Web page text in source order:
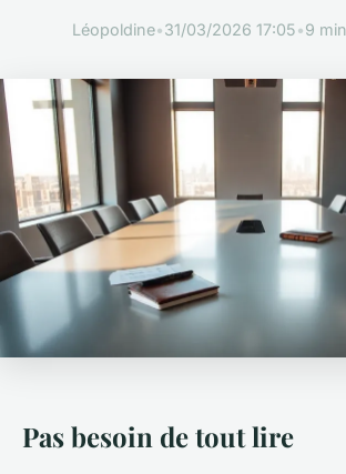
Léopoldine•31/03/2026 17:05•9
Pas besoin de tout lire